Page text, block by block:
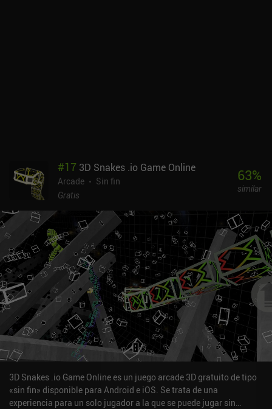
#17 3D Snakes .io Game Online
Arcade
Sin fin
Gratis
63%
similar
3D Snakes .io Game Online es un juego arcade 3D gratuito de tipo
«sin fin» disponible para Android e iOS. Se trata de una
experiencia para un solo jugador a la que se puede jugar sin